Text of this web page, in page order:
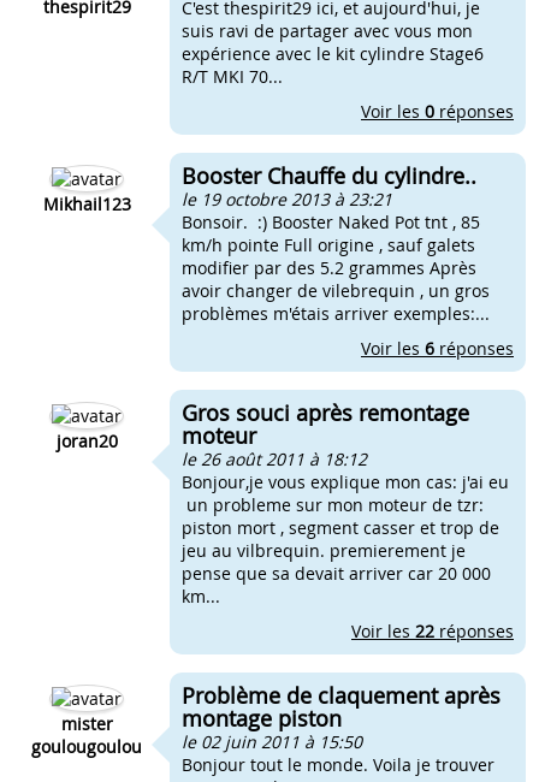
thespirit29
C'est thespirit29 ici, et aujourd'hui, je
suis ravi de partager avec vous mon
expérience avec le kit cylindre Stage6
R/T MKI 70...
Voir les 0 réponses
Mikhail123
Booster Chauffe du cylindre..
le 19 octobre 2013 à 23:21
Bonsoir. :) Booster Naked Pot tnt , 85
km/h pointe Full origine , sauf galets
modifier par des 5.2 grammes Après
avoir changer de vilebrequin , un gros
problèmes m'étais arriver exemples:...
Voir les 6 réponses
joran20
Gros souci après remontage
moteur
le 26 août 2011 à 18:12
Bonjour,je vous explique mon cas: j'ai eu
un probleme sur mon moteur de tzr:
piston mort , segment casser et trop de
jeu au vilbrequin. premierement je
pense que sa devait arriver car 20 000
km...
Voir les 22 réponses
mister
goulougoulou
Problème de claquement après
montage piston
le 02 juin 2011 à 15:50
Bonjour tout le monde. Voila je trouver